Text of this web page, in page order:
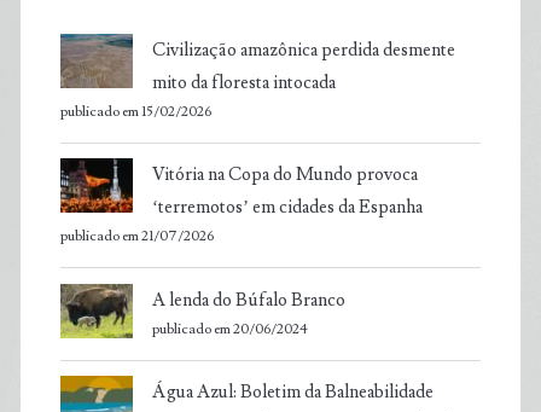
Civilização amazônica perdida desmente
mito da floresta intocada
publicado em 15/02/2026
Vitória na Copa do Mundo provoca
‘terremotos’ em cidades da Espanha
publicado em 21/07/2026
A lenda do Búfalo Branco
publicado em 20/06/2024
Água Azul: Boletim da Balneabilidade